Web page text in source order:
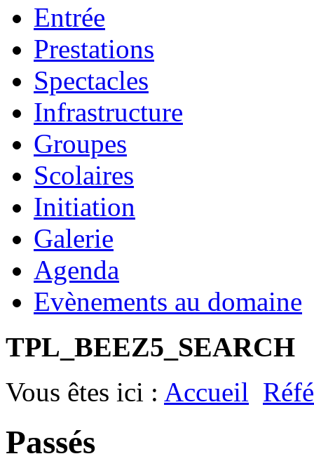
Entrée
Prestations
Spectacles
Infrastructure
Groupes
Scolaires
Initiation
Galerie
Agenda
Evènements au domaine
TPL_BEEZ5_SEARCH
Vous êtes ici : Accueil
Passés